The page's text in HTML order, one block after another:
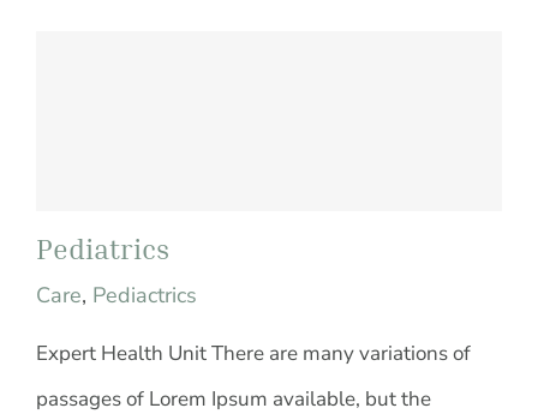
Pediatrics
Care, Pediactrics
Expert Health Unit There are many variations of
passages of Lorem Ipsum available, but the